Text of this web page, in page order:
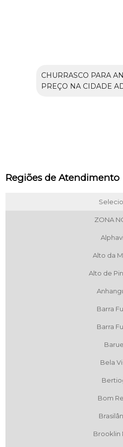
CHURRASCO PARA
PREÇO NA CIDADE
Regiões de Atendimento
ZONA
Alto da
Alto de
Barra
Barra
Bela
Bom
Brooklin